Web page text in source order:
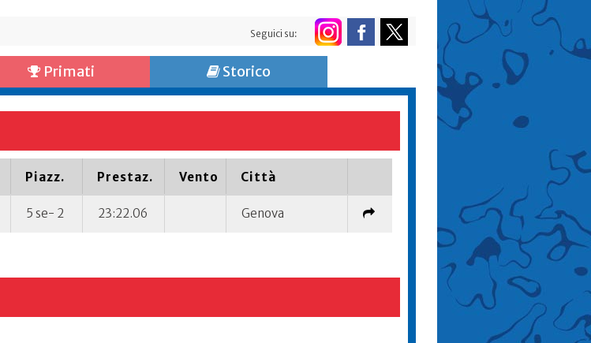
Seguici su:
Primati Storico
Piazz. Prestaz. Vento Città
5 se- 2 23:22.06 Genova